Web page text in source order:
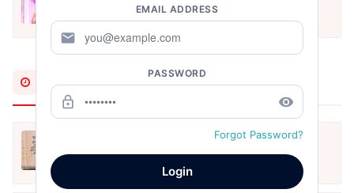
अनामिका अम्बर जैन
Dec 24, 2021
Most Recent
EMAIL ADDRESS
mail
PASSWORD
lock_outline remove_red_eye
Forgot Password?
Login